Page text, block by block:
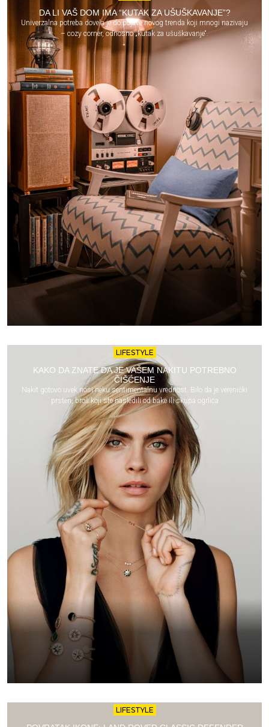
DA LI VAŠ DOM IMA “KUTAK ZA UŠUŠKAVANJE”?
Univerzalna potreba dovela je do pojave novog trenda koji mnogi nazivaju
– cozy corner, odnosno „kutak za ušuškavanje“.
LIFESTYLE
KAKO DA ZNATE DA JE VAŠEM NAKITU POTREBNO
ČIŠĆENJE
Nakit gotovo uvek nosi neku sentimentalnu vrednost. Bilo da je verenički
prsten, broš koji ste nasledili od bake ili skupa ogrlica
LIFESTYLE